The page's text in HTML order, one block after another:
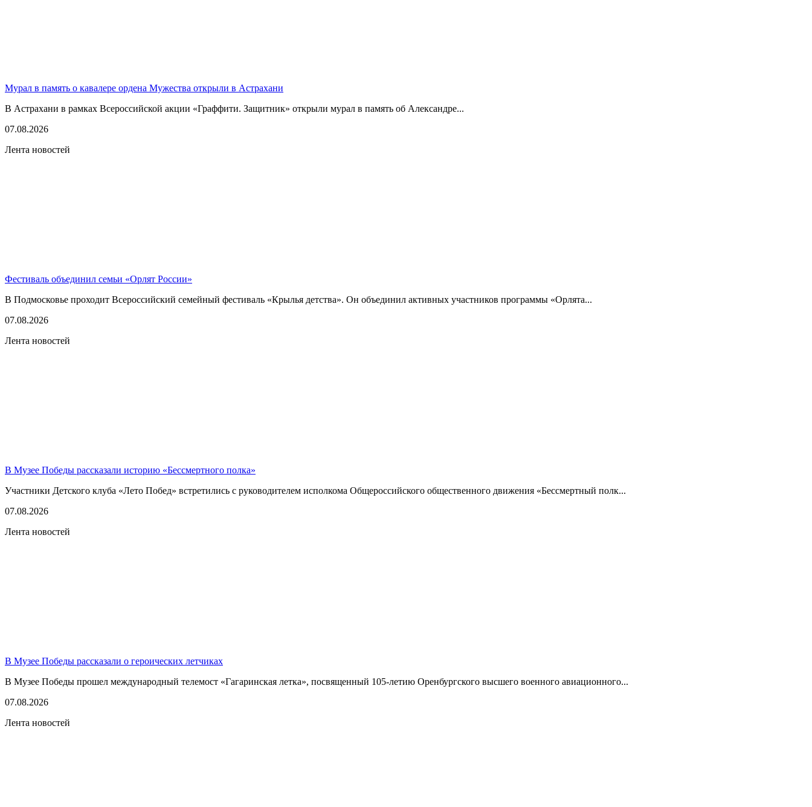
Мурал в память о кавалере ордена Мужества открыли в Астрахани
В Астрахани в рамках Всероссийской акции «Граффити. Защитник» открыли мурал в память об Александре...
07.08.2026
Лента новостей
Фестиваль объединил семьи «Орлят России»
В Подмосковье проходит Всероссийский семейный фестиваль «Крылья детства». Он объединил активных участников программы «Орлята...
07.08.2026
Лента новостей
В Музее Победы рассказали историю «Бессмертного полка»
Участники Детского клуба «Лето Побед» встретились с руководителем исполкома Общероссийского общественного движения «Бессмертный полк...
07.08.2026
Лента новостей
В Музее Победы рассказали о героических летчиках
В Музее Победы прошел международный телемост «Гагаринская летка», посвященный 105-летию Оренбургского высшего военного авиационного...
07.08.2026
Лента новостей